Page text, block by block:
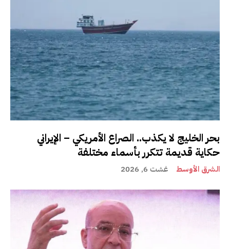
بحر الخليج لا يكذب.. الصراع الأمريكي – الإيراني
حكاية قديمة تتكرر بأسماء مختلفة
الشرق الأوسط غشت 6, 2026